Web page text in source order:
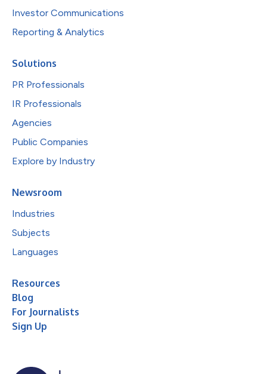
Investor Communications
Reporting & Analytics
Solutions
PR Professionals
IR Professionals
Agencies
Public Companies
Explore by Industry
Newsroom
Industries
Subjects
Languages
Resources
Blog
For Journalists
Sign Up